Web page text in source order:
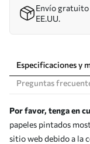
Envío gratuito
EE.UU.
Especificaciones y
Preguntas
Por favor, tenga en
papeles pintados
sitio web debido a la